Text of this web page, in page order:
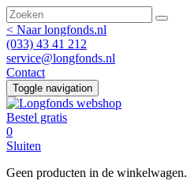
Search
< Naar longfonds.nl
(033) 43 41 212
service@longfonds.nl
Contact
Toggle navigation
Bestel gratis
0
Sluiten
Geen producten in de winkelwagen.